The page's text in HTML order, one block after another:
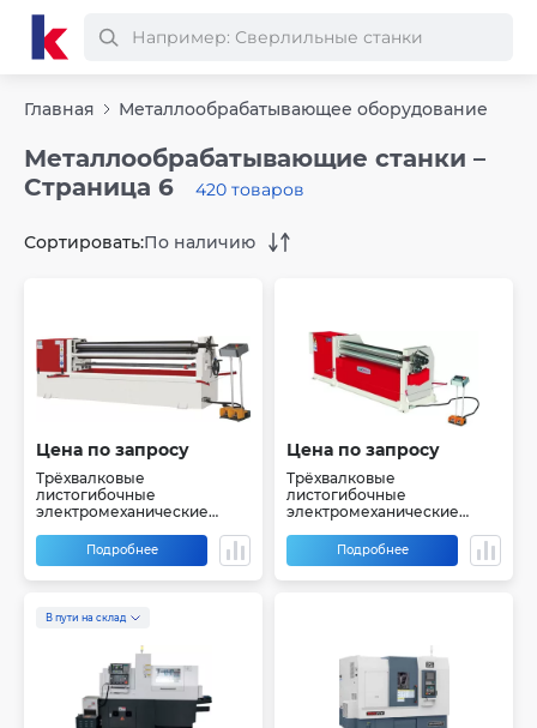
Главная Металлообрабатывающее оборудование
Металлообрабатывающие станки –
Страница 6
420 товаров
Сортировать:По наличию
Цена по запросу
Трёхвалковые
листогибочные
электромеханические
Подробнее
Цена по запросу
Трёхвалковые
листогибочные
электромеханические
Подробнее
В пути на склад